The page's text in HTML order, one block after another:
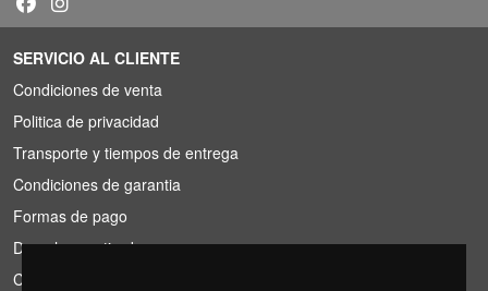
SERVICIO AL CLIENTE
Condiciones de venta
Politica de privacidad
Transporte y tiempos de entrega
Condiciones de garantia
Formas de pago
Derecho a retirada
Condiciones de IVA